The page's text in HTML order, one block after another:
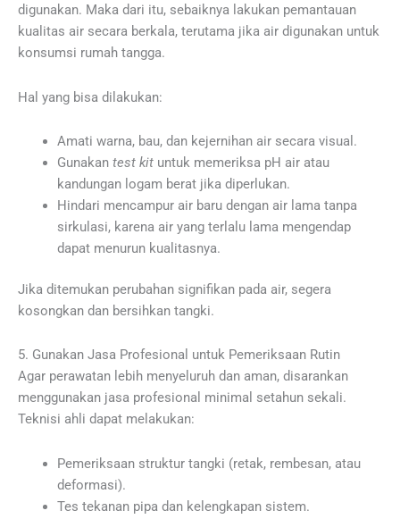
digunakan. Maka dari itu, sebaiknya lakukan pemantauan
kualitas air secara berkala, terutama jika air digunakan untuk
konsumsi rumah tangga.
Hal yang bisa dilakukan:
Amati warna, bau, dan kejernihan air secara visual.
Gunakan test kit untuk memeriksa pH air atau
kandungan logam berat jika diperlukan.
Hindari mencampur air baru dengan air lama tanpa
sirkulasi, karena air yang terlalu lama mengendap
dapat menurun kualitasnya.
Jika ditemukan perubahan signifikan pada air, segera
kosongkan dan bersihkan tangki.
5. Gunakan Jasa Profesional untuk Pemeriksaan Rutin
Agar perawatan lebih menyeluruh dan aman, disarankan
menggunakan jasa profesional minimal setahun sekali.
Teknisi ahli dapat melakukan:
Pemeriksaan struktur tangki (retak, rembesan, atau
deformasi).
Tes tekanan pipa dan kelengkapan sistem.